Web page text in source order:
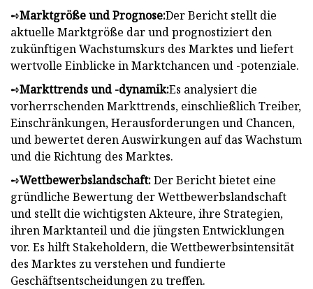
➺Marktgröße und Prognose:Der Bericht stellt die
aktuelle Marktgröße dar und prognostiziert den
zukünftigen Wachstumskurs des Marktes und liefert
wertvolle Einblicke in Marktchancen und -potenziale.
➺Markttrends und -dynamik:Es analysiert die
vorherrschenden Markttrends, einschließlich Treiber,
Einschränkungen, Herausforderungen und Chancen,
und bewertet deren Auswirkungen auf das Wachstum
und die Richtung des Marktes.
➺Wettbewerbslandschaft:Der Bericht bietet eine
gründliche Bewertung der Wettbewerbslandschaft
und stellt die wichtigsten Akteure, ihre Strategien,
ihren Marktanteil und die jüngsten Entwicklungen
vor. Es hilft Stakeholdern, die Wettbewerbsintensität
des Marktes zu verstehen und fundierte
Geschäftsentscheidungen zu treffen.